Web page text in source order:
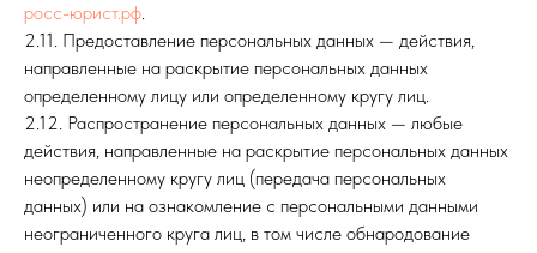
росс-юрист.рф.
2.11. Предоставление персональных данных — действия,
направленные на раскрытие персональных данных
определенному лицу или определенному кругу лиц.
2.12. Распространение персональных данных — любые
действия, направленные на раскрытие персональных данных
неопределенному кругу лиц (передача персональных
данных) или на ознакомление с персональными данными
неограниченного круга лиц, в том числе обнародование